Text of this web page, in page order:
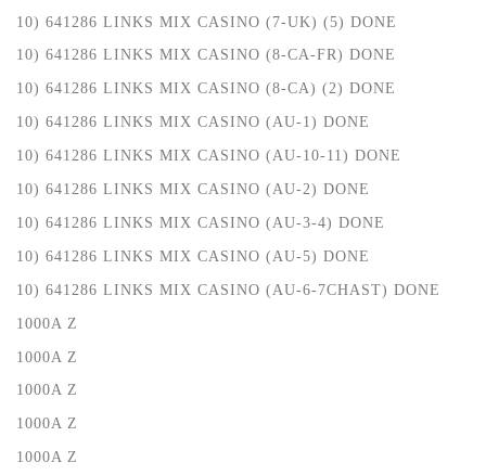
10) 641286 LINKS MIX CASINO (7-UK) (5) DONE
10) 641286 LINKS MIX CASINO (8-CA-FR) DONE
10) 641286 LINKS MIX CASINO (8-CA) (2) DONE
10) 641286 LINKS MIX CASINO (AU-1) DONE
10) 641286 LINKS MIX CASINO (AU-10-11) DONE
10) 641286 LINKS MIX CASINO (AU-2) DONE
10) 641286 LINKS MIX CASINO (AU-3-4) DONE
10) 641286 LINKS MIX CASINO (AU-5) DONE
10) 641286 LINKS MIX CASINO (AU-6-7CHAST) DONE
1000A Z
1000A Z
1000A Z
1000A Z
1000A Z